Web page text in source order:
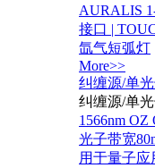
AURALIS
接口 |
氙气短弧灯
More>>
纠缠源/单
纠缠源/单
1566nm
光子带宽
用于量子